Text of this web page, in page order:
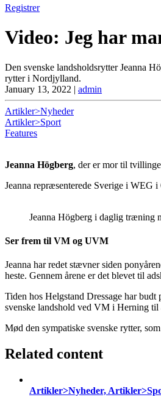
Registrer
Video: Jeg har
Den svenske landsholdsrytter Jeanna
rytter i Nordjylland.
January 13, 2022 | admin
Artikler>Nyheder
Artikler>Sport
Features
Jeanna Högberg, der er mor til
Jeanna repræsenterede Sverige i
Jeanna Högberg i daglig træning
Ser frem til VM og UVM
Jeanna har redet stævner siden
heste. Gennem årene er det blevet til
Tiden hos Helgstand Dressage har
svenske landshold ved VM i Herning til
Mød den sympatiske svenske rytter,
Related content
Artikler>Nyheder,